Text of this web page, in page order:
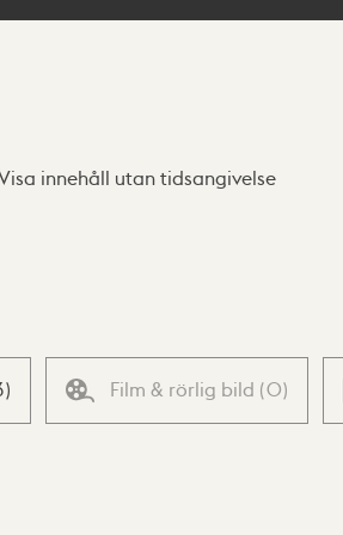
innehåll utan tidsangivelse
) Film & rörlig bild (0)